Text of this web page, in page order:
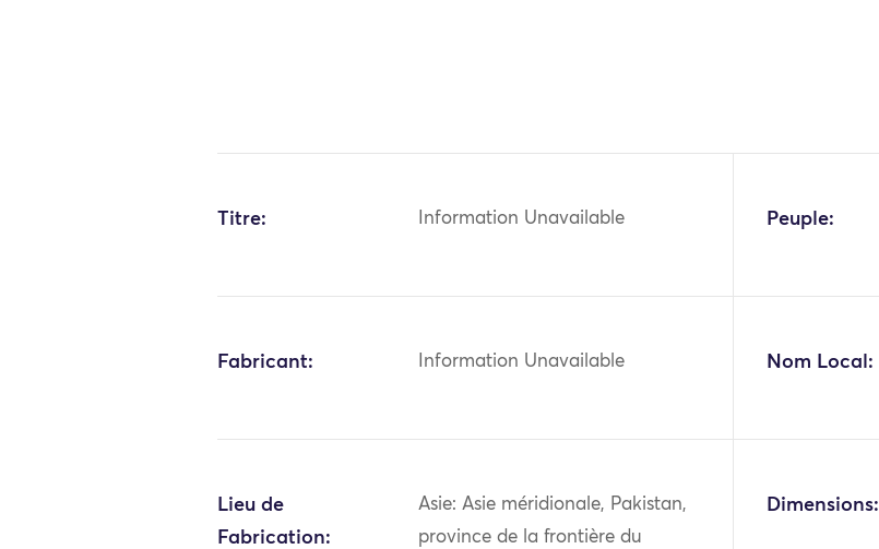
Titre: Information Unavailable Peuple:
Fabricant: Information Unavailable Nom Local:
Lieu de
Fabrication:
Asie: Asie méridionale, Pakistan,
province de la frontière du
Dimensions: